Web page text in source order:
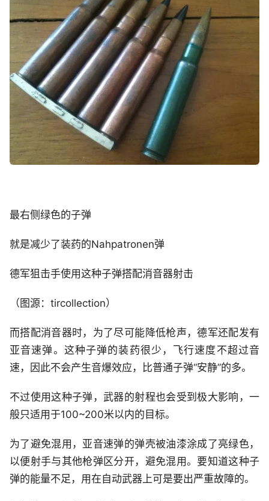
最右侧绿色的子弹
就是减少了装药的Nahpatronen弹
德军狙击手使用这种子弹搭配消音器射击
（图源：tircollection）
而搭配消音器时，为了尽可能降低枪声，德军还配发有
亚音速弹。这种子弹的装药很少，飞行速度不超过音
速，因此不会产生音爆效应，比普通子弹“安静”的多。
不过使用这种子弹，武器的射程也会受到极大影响，一
般只适用于100~200米以内的目标。
为了避免混用，亚音速弹的弹壳被油漆涂成了亮绿色，
以便射手与其他枪弹区分开，避免混用。要知道这种子
弹的能量不足，用在自动武器上可是要出严重故障的。